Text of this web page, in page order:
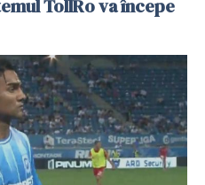
TollRo va începe